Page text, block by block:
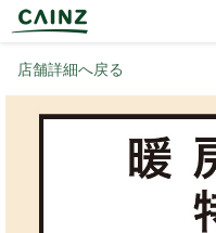
店舗詳細へ戻る